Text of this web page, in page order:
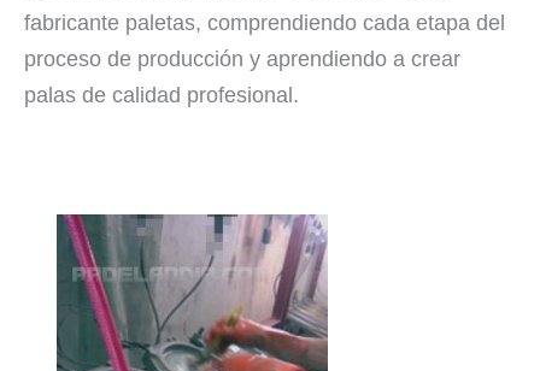
fabricante paletas, comprendiendo cada etapa del
proceso de producción y aprendiendo a crear
palas de calidad profesional.